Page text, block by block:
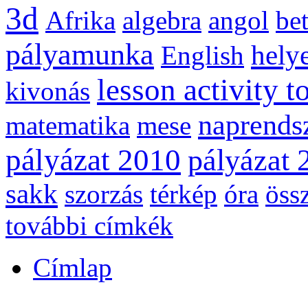
3d Afrika algebra angol
pályamunka English
kivonás lesson activity
matematika mese
pályázat 2010 pályázat
sakk szorzás térkép óra
további címkék
Címlap